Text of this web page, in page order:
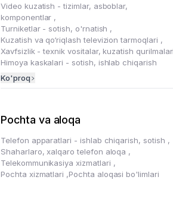
Video kuzatish - tizimlar, asboblar,
komponentlar ,
Turniketlar - sotish, o'rnatish ,
Kuzatish va qo‘riqlash televizion tarmoqlari ,
Xavfsizlik - texnik vositalar, kuzatish qurilmalari
Himoya kaskalari - sotish, ishlab chiqarish
Ko'proq
Pochta va aloqa
Telefon apparatlari - ishlab chiqarish, sotish ,
Shaharlaro, xalqaro telefon aloqa ,
Telekommunikasiya xizmatlari ,
Pochta xizmatlari ,Pochta aloqasi bo'limlari